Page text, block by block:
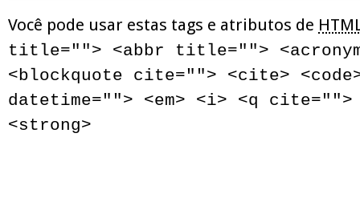
Você pode usar estas tags e atributos de
title=""> <abbr title="">
<blockquote cite=""> <cite>
datetime=""> <em> <i> <q
<strong>